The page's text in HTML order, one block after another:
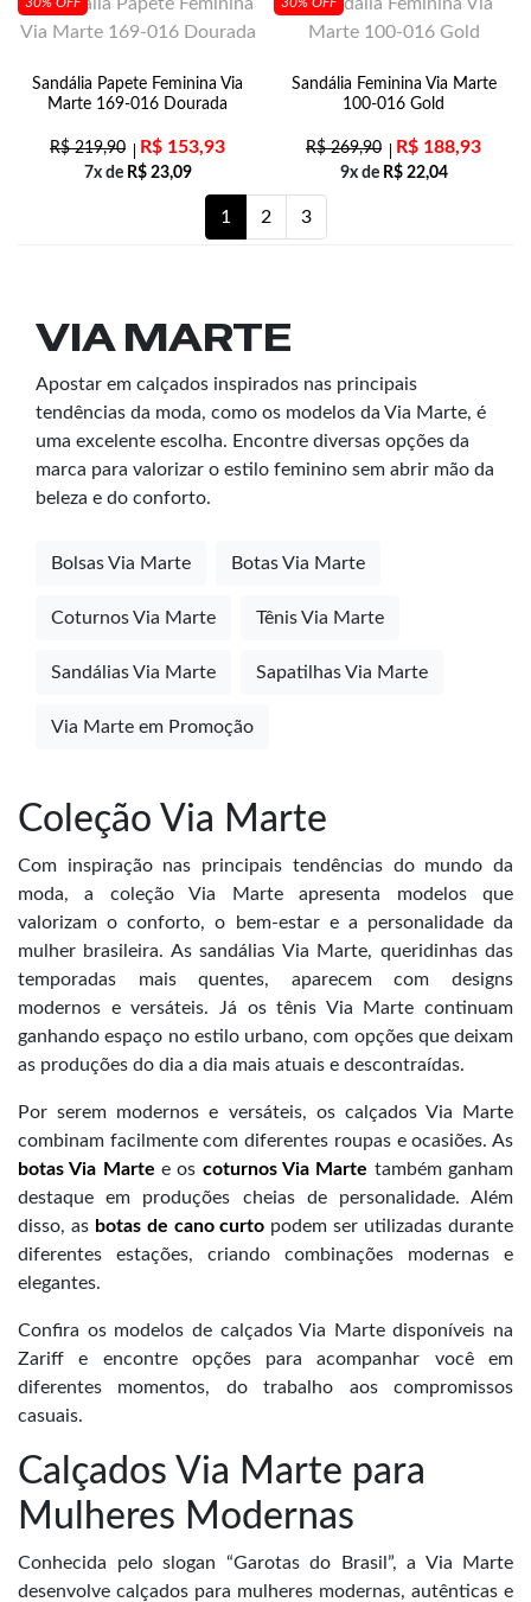
Sandália Papete Feminina Via
Marte 169-016 Dourada
R$219,90 R$ 153,93
7x de R$23,09
Sandália Feminina Via Marte
100-016 Gold
R$269,90 R$ 188,93
9x de R$22,04
1 2 3
VIA MARTE
Apostar em calçados inspirados nas principais
tendências da moda, como os modelos da Via Marte, é
uma excelente escolha. Encontre diversas opções da
marca para valorizar o estilo feminino sem abrir mão da
beleza e do conforto.
Bolsas Via Marte Botas Via Marte
Coturnos Via Marte Tênis Via Marte
Sandálias Via Marte Sapatilhas Via Marte
Via Marte em Promoção
Coleção Via Marte
Com inspiração nas principais tendências do mundo da
moda, a coleção Via Marte apresenta modelos que
valorizam o conforto, o bem-estar e a personalidade da
mulher brasileira. As sandálias Via Marte, queridinhas das
temporadas mais quentes, aparecem com designs
modernos e versáteis. Já os tênis Via Marte continuam
ganhando espaço no estilo urbano, com opções que deixam
as produções do dia a dia mais atuais e descontraídas.
Por serem modernos e versáteis, os calçados Via Marte
combinam facilmente com diferentes roupas e ocasiões. As
botas Via Marte e os coturnos Via Marte também ganham
destaque em produções cheias de personalidade. Além
disso, as botas de cano curto podem ser utilizadas durante
diferentes estações, criando combinações modernas e
elegantes.
Confira os modelos de calçados Via Marte disponíveis na
Zariff e encontre opções para acompanhar você em
diferentes momentos, do trabalho aos compromissos
casuais.
Calçados Via Marte para
Mulheres Modernas
Conhecida pelo slogan “Garotas do Brasil”, a Via Marte
desenvolve calçados para mulheres modernas, autênticas e